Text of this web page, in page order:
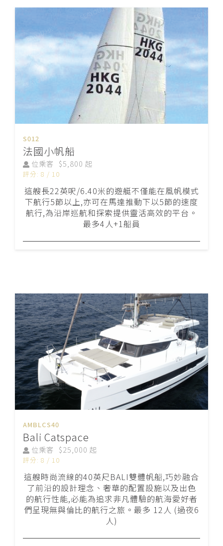
S012
法國小帆船
位乘客 $5,800 起
評分: 8 / 10
這艘長22英呎/6.40米的遊艇不僅能在風帆模式
下航行5節以上,亦可在馬達推動下以5節的速度
航行,為沿岸巡航和探索提供靈活高效的平台。
最多4人+1船員
AMBLCS40
Bali Catspace
位乘客 $25,000 起
評分: 8 / 10
這艘時尚流線的40英尺BALI雙體帆船,巧妙融合
了前沿的設計理念、奢華的配置設施以及出色
的航行性能,必能為追求非凡體驗的航海愛好者
們呈現無與倫比的航行之旅。最多 12人 (過夜6
人)